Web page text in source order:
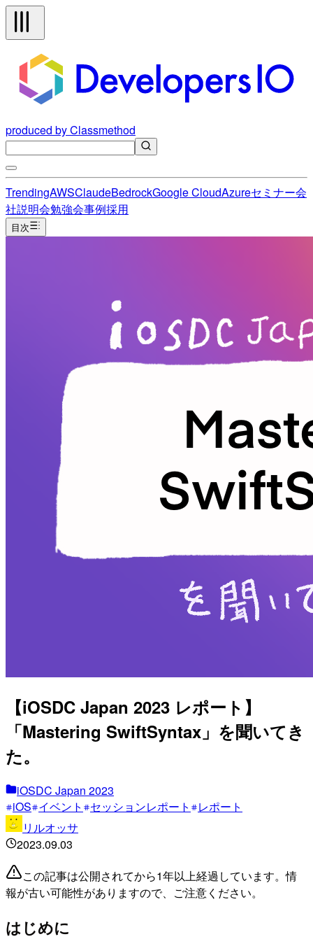
produced by Classmethod
TrendingAWSClaudeBedrockGoogle CloudAzureセミナー会
社説明会勉強会事例採用
目次
【iOSDC Japan 2023 レポート】
「Mastering SwiftSyntax」を聞いてき
た。
iOSDC Japan 2023
iOS イベント セッションレポート
レポート
リルオッサ
2023.09.03
この記事は公開されてから1年以上経過しています。情
報が古い可能性がありますので、ご注意ください。
はじめに